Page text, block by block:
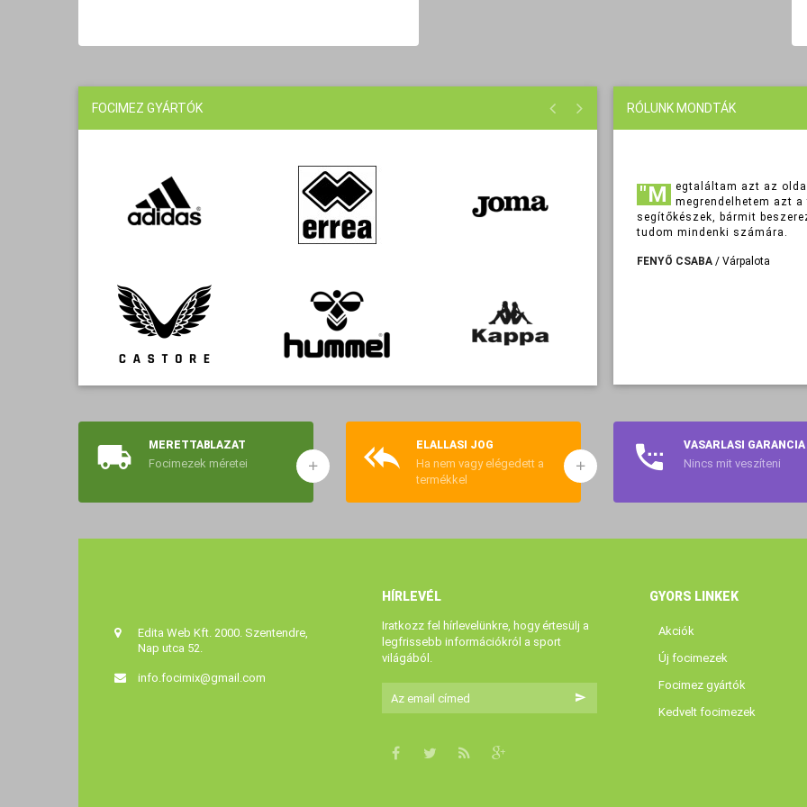
FOCIMEZ GYÁRTÓK RÓLUNK MONDTÁK
"Nagyon jók a Bayern kabátok, nagyon meg vagyunk vele elégedve Még -15 fokba is kitűnőre vizsgáztak. "Megtaláltam azt az oldalt ahonnan nyugodtan és biztonságosan
megrendelhetem azt
segítőkészek, bármit
tudom mindenki számára.
FENYŐ CSABA / Várpalota
MÉRETTÁBLÁZAT
Focimezek méretei
ELÁLLÁSI JOG
Ha nem vagy elégedett a
termékkel
VÁSÁRLÁSI GARANCIA
Nincs mit veszíteni
Edita Web Kft. 2000. Szentendre,
Nap utca 52.
info.focimix@gmail.com
HÍRLEVÉL
Iratkozz fel hírlevelünkre, hogy értesülj a
legfrissebb információkról a sport
világából.
GYORS LINKEK
Akciók
Új focimezek
Focimez gyártók
Kedvelt focimezek